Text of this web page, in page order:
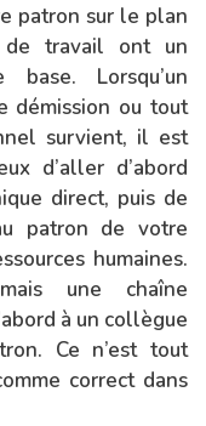
patron sur le plan
travail ont un
Lorsqu’un
démission ou tout
survient, il est
d’aller d’abord
direct, puis de
patron de votre
humaines.
une chaîne
à un collègue
Ce n’est tout
correct dans